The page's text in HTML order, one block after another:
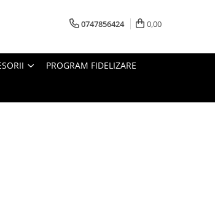
0747856424 0,00
PROGRAM FIDELIZARE